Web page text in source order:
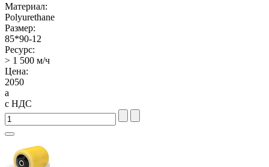
Материал:
Polyurethane
Размер:
85*90-12
Ресурс:
> 1 500 м/ч
Цена:
2050
a
с НДС